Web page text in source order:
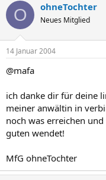
O ohneTochter
Neues Mitglied
14 Januar 2004
@mafa
ich danke dir für deine
meiner anwältin in
noch was erreichen
guten wendet!
MfG ohneTochter